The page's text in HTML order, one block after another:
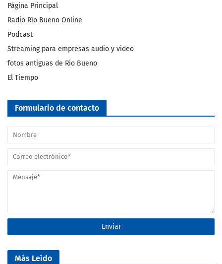
Página Principal
Radio Río Bueno Online
Podcast
Streaming para empresas audio y video
fotos antiguas de Rio Bueno
El Tiempo
Formulario de contacto
Más Leído